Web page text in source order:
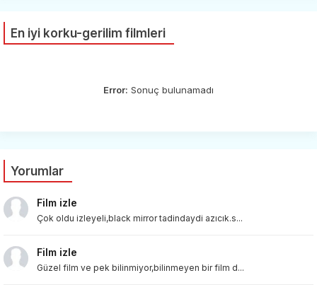
En iyi korku-gerilim filmleri
Error: Sonuç bulunamadı
Yorumlar
Film izle
Çok oldu izleyeli,black mirror tadindaydi azıcık.s...
Film izle
Güzel film ve pek bilinmiyor,bilinmeyen bir film d...